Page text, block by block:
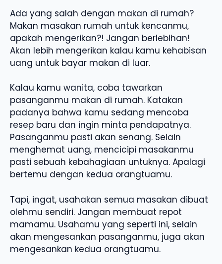
Ada yang salah dengan makan di rumah?
Makan masakan rumah untuk kencanmu,
apakah mengerikan?! Jangan berlebihan!
Akan lebih mengerikan kalau kamu kehabisan
uang untuk bayar makan di luar.
Kalau kamu wanita, coba tawarkan
pasanganmu makan di rumah. Katakan
padanya bahwa kamu sedang mencoba
resep baru dan ingin minta pendapatnya.
Pasanganmu pasti akan senang. Selain
menghemat uang, mencicipi masakanmu
pasti sebuah kebahagiaan untuknya. Apalagi
bertemu dengan kedua orangtuamu.
Tapi, ingat, usahakan semua masakan dibuat
olehmu sendiri. Jangan membuat repot
mamamu. Usahamu yang seperti ini, selain
akan mengesankan pasanganmu, juga akan
mengesankan kedua orangtuamu.